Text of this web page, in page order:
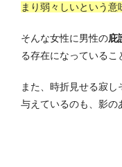
まり弱々しいという意
そんな女性に男性の庇
る存在になっているこ
また、時折見せる寂
与えているのも、影の